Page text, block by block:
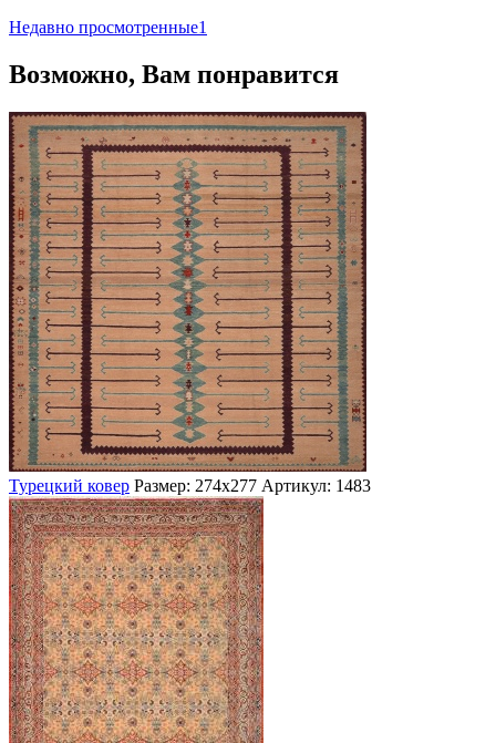
Недавно просмотренные1
Возможно, Вам понравится
Турецкий ковер Размер: 274х277 Артикул: 1483